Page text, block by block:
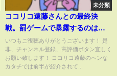
未分類
ココリコ遠藤さんとの最終決
戦。罰ゲームで暴露するのはど
っち！？
いつもご視聴ありがとうございます！ 是
非、チャンネル登録、高評価ボタン宜しく
お願い致します！ ココリコ遠藤のヘンな
カタチでは前半が紹介されて...